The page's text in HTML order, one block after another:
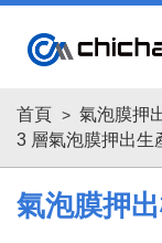
首頁
氣泡膜押
3 層氣泡膜押出生
氣泡膜押